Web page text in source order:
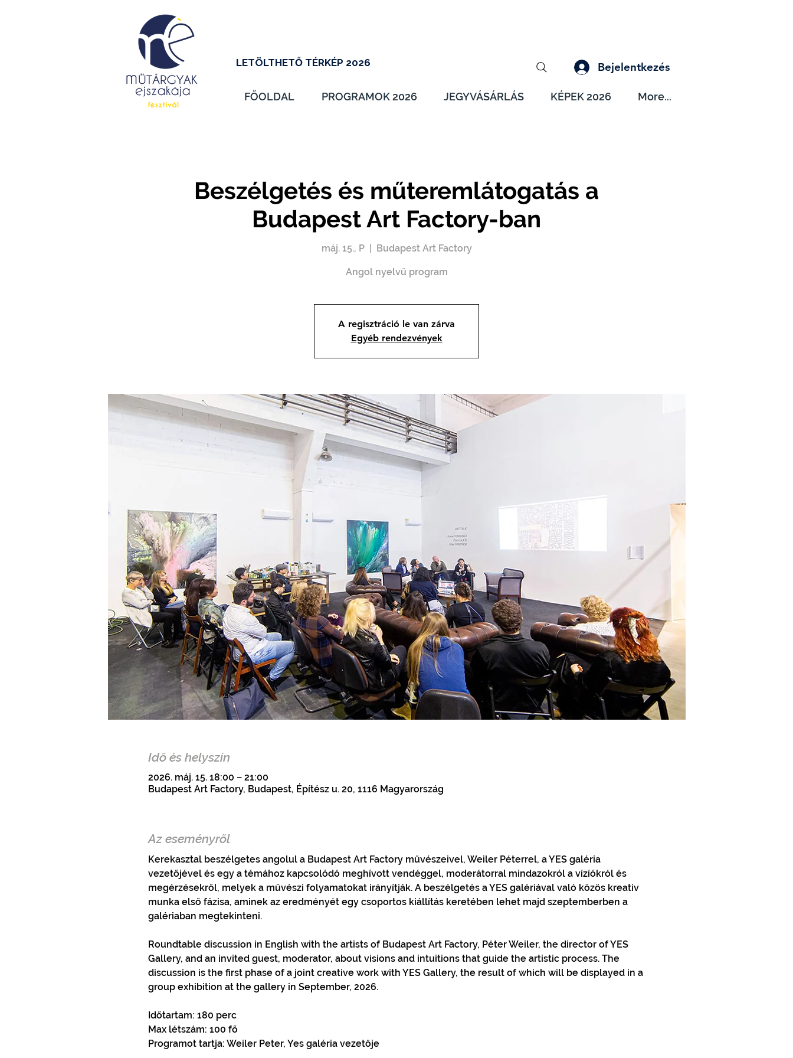
Bejelentkezés
LETÖLTHETŐ TÉRKÉP 2026
FŐOLDAL PROGRAMOK 2026 JEGYVÁSÁRLÁS KÉPEK 2026 More...
Beszélgetés és műteremlátogatás a
Budapest Art Factory-ban
máj. 15., P
  |
Budapest Art Factory
Angol nyelvű program
A regisztráció le van zárva
Egyéb rendezvények
Idő és helyszín
2026. máj. 15. 18:00 – 21:00
Budapest Art Factory, Budapest, Építész u. 20, 1116 Magyarország
Az eseményről
Kerekasztal beszélgetes angolul a Budapest Art Factory művészeivel, Weiler Péterrel, a YES galéria
vezetőjével és egy a témához kapcsolódó meghívott vendéggel, moderátorral mindazokról a vízíókról és
megérzésekről, melyek a művészi folyamatokat irányítják. A beszélgetés a YES galériával való közös kreativ
munka első fázisa, aminek az eredményét egy csoportos kiállítás keretében lehet majd szeptemberben a
galériaban megtekinteni.
Roundtable discussion in English with the artists of Budapest Art Factory, Péter Weiler, the director of YES
Gallery, and an invited guest, moderator, about visions and intuitions that guide the artistic process. The
discussion is the first phase of a joint creative work with YES Gallery, the result of which will be displayed in a
group exhibition at the gallery in September, 2026.
Időtartam: 180 perc
Max létszám: 100 fő
Programot tartja: Weiler Peter, Yes galéria vezetője